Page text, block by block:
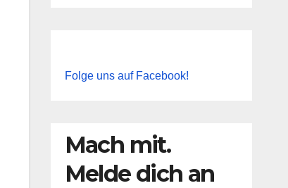
Folge uns auf Facebook!
Mach mit.
Melde dich an